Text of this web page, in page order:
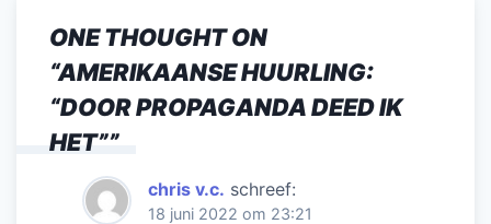
ONE THOUGHT ON
“AMERIKAANSE HUURLING:
“DOOR PROPAGANDA DEED IK
HET””
chris v.c. schreef:
18 juni 2022 om 23:21